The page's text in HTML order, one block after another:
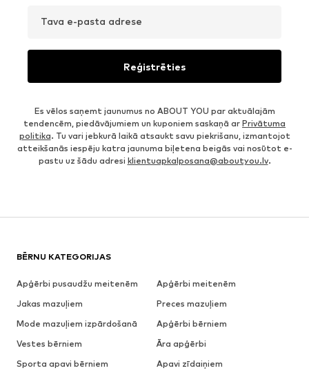
Tava e-pasta adrese
Reģistrēties
Es vēlos saņemt jaunumus no ABOUT YOU par aktuālajām
tendencēm, piedāvājumiem un kuponiem saskaņā ar Privātuma
politika. Tu vari jebkurā laikā atsaukt savu piekrišanu, izmantojot
atteikšanās iespēju katra jaunuma biļetena beigās vai nosūtot e-
pastu uz šādu adresi klientuapkalposana@aboutyou.lv.
BĒRNU KATEGORIJAS
Apģērbi pusaudžu meitenēm
Apģērbi meitenēm
Jakas mazuļiem
Preces mazuļiem
Mode mazuļiem izpārdošanā
Apģērbi bērniem
Vestes bērniem
Āra apģērbi
Sporta apavi bērniem
Apavi zīdaiņiem